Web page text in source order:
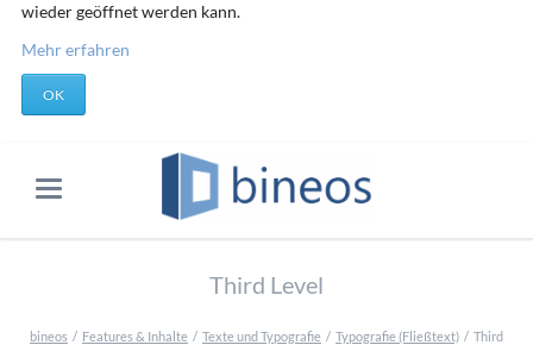
wieder geöffnet werden kann.
Mehr erfahren
OK
Third Level
bineos Features & Inhalte Texte und Typografie Typografie (Fließtext)
Third